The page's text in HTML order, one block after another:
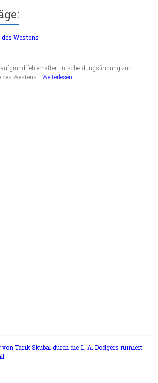
Westens
fehlerhafter Entscheidungsfindung zur
des Westens …Weiterlesen...
von Tarik Skubal durch die L. A. Dodgers ruiniert